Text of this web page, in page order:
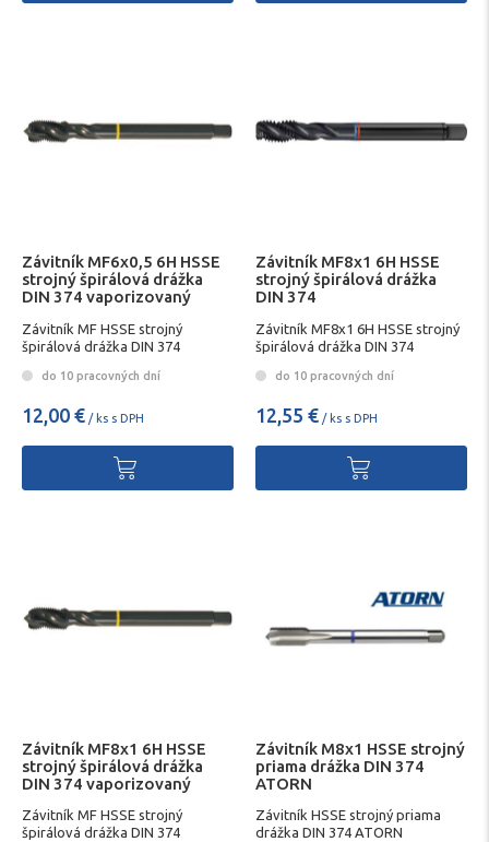
Závitník MF6x0,5 6H HSSE
strojný špirálová drážka
DIN 374 vaporizovaný
Závitník MF HSSE strojný
špirálová drážka DIN 374
do 10 pracovných dní
12,00 € / ks s DPH
Závitník MF8x1 6H HSSE
strojný špirálová drážka
DIN 374
Závitník MF8x1 6H HSSE strojný
špirálová drážka DIN 374
do 10 pracovných dní
12,55 € / ks s DPH
Závitník MF8x1 6H HSSE
strojný špirálová drážka
DIN 374 vaporizovaný
Závitník MF HSSE strojný
špirálová drážka DIN 374
Závitník M8x1 HSSE strojný
priama drážka DIN 374
ATORN
Závitník HSSE strojný priama
drážka DIN 374 ATORN